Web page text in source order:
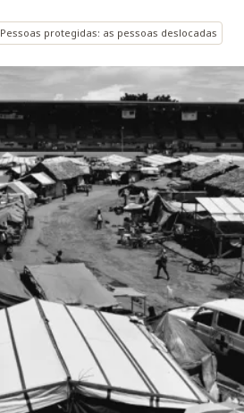
Pessoas protegidas: as pessoas deslocadas